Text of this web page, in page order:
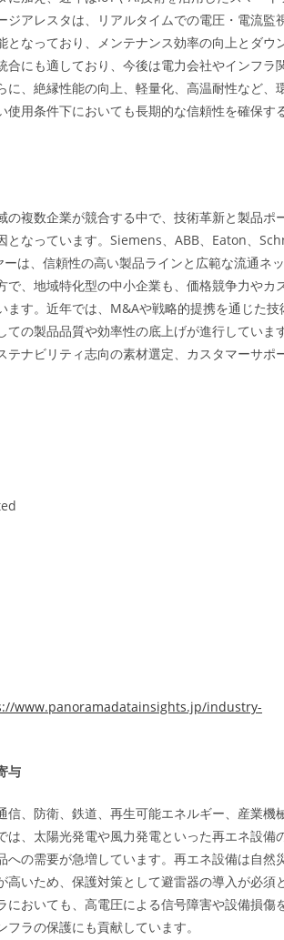
アレスタは、リアルタイムでの電圧・電流監
なっており、メンテナンス効率の向上とダウ
にも適しており、今後は電力会社やインフラ
、絶縁性能の向上、軽量化、高温耐性など、
用条件下においても長期的な信頼性を確保す
複数企業が競合する中で、技術革新と製品ポ
となっています。Siemens、ABB、Eaton、
は、信頼性の高い製品ラインと広範な流通ネ
、地域特化型の中小企業も、価格競争力やカ
す。近年では、M&Aや戦略的提携を通じた技
の製品品質や効率性の底上げが進行していま
ナビリティ志向の素材選定、カスタマーサポ
www.panoramadatainsights.jp/industry-
与
、防衛、鉄道、再生可能エネルギー、産業機
、太陽光発電や風力発電といった再エネ設備
の需要が急増しています。再エネ設備は自然
いため、保護対策として避雷器の導入が必須
おいても、高電圧による信号障害や設備損傷
ラの保護にも貢献しています。